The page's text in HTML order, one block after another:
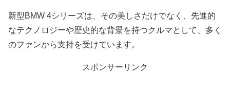
新型BMW 4シリーズは、その美しさだけでなく、先進的
なテクノロジーや歴史的な背景を持つクルマとして、多く
のファンから支持を受けています。
スポンサーリンク